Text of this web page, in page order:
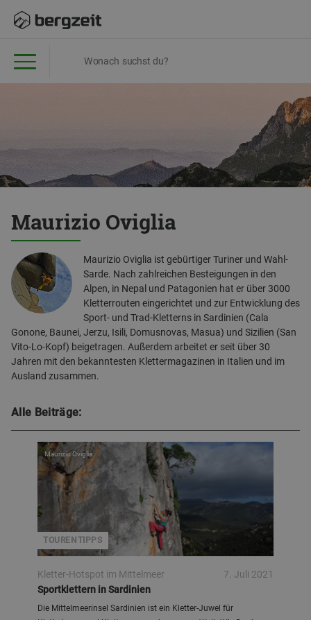
Maurizio Oviglia
Maurizio Oviglia ist gebürtiger Turiner und Wahl-
Sarde. Nach zahlreichen Besteigungen in den
Alpen, in Nepal und Patagonien hat er über 3000
Kletterrouten eingerichtet und zur Entwicklung des
Sport- und Trad-Kletterns in Sardinien (Cala
Gonone, Baunei, Jerzu, Isili, Domusnovas, Masua) und Sizilien (San
Vito-Lo-Kopf) beigetragen. Außerdem arbeitet er seit über 30
Jahren mit den bekanntesten Klettermagazinen in Italien und im
Ausland zusammen.
Alle Beiträge:
TOURENTIPPS
Maurizio Oviglia
Kletter-Hotspot im Mittelmeer
7. Juli 2021
Sportklettern in Sardinien
Die Mittelmeerinsel Sardinien ist ein Kletter-Juwel für